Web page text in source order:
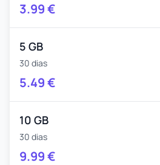
3.99€
5 GB
30 dias
5.49€
10 GB
30 dias
9.99€